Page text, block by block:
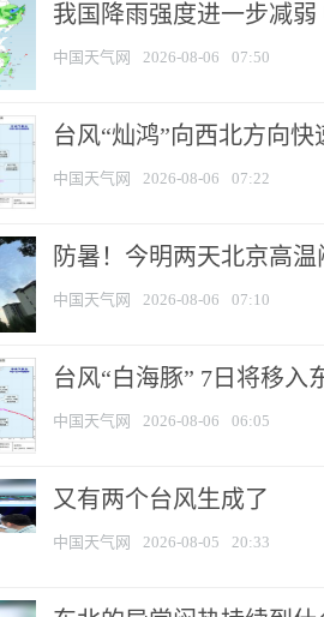
我国降雨强度进一步减
中国天气网 2026-08-06 07:50
台风“灿鸿”向西北方向
中国天气网 2026-08-06 07:22
防暑！今明两天北京高
中国天气网 2026-08-06 07:10
台风“白海豚” 7日将移入
中国天气网 2026-08-06 06:05
又有两个台风生成了
中国天气网 2026-08-05 20:33